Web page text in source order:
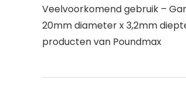
Veelvoorkomend gebruik –
20mm diameter x 3,2mm
producten van Poundmax